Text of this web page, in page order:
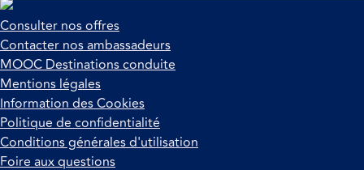
Consulter nos offres
Contacter nos ambassadeurs
MOOC Destinations conduite
Mentions légales
Information des Cookies
Politique de confidentialité
Conditions générales d'utilisation
Foire aux questions